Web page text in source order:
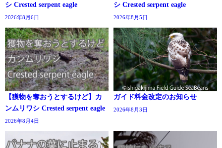
シ Crested serpent eagle
2026年8月6日
シ Crested serpent eagle
2026年8月5日
【獲物を奪おうとするけど】カ
ンムリワシ Crested serpent eagle
2026年8月4日
ガイド料金改定のお知らせ
2026年8月3日